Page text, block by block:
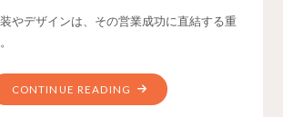
やデザインは、その営業成功に直結する重
CONTINUE READING